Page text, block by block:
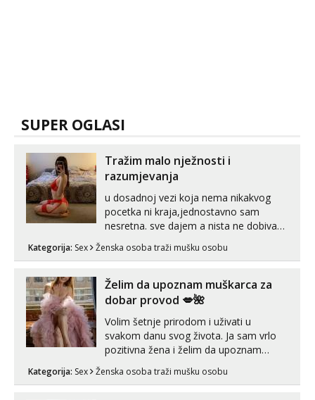
SUPER OGLASI
Tražim malo nježnosti i
razumjevanja
u dosadnoj vezi koja nema nikakvog
pocetka ni kraja,jednostavno sam
nesretna. sve dajem a nista ne dobivam
zadovoljiti moje potrebe,ne trazim puno
volim njezan seks i njezne poljupce po
tijelu koji me jako pale,obozavam kad
muskar...
Kategorija: Sex Ženska osoba traži mušku osobu
Želim da upoznam muškarca za
dobar provod 💋🌺
Volim šetnje prirodom i uživati u
svakom danu svog života. Ja sam vrlo
pozitivna žena i želim da upoznam
može i nešto više.💋🌺 Klikni na link
Kategorija: Sex Ženska osoba traži mušku osobu